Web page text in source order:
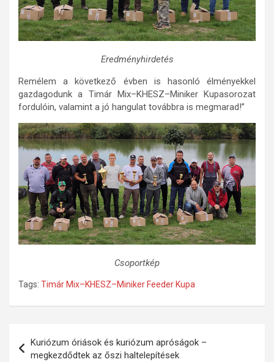
Eredményhirdetés
Remélem a következő évben is hasonló élményekkel
gazdagodunk a Timár Mix–KHESZ–Miniker Kupasorozat
fordulóin, valamint a jó hangulat továbbra is megmarad!”
Csoportkép
Tags: Timár Mix–KHESZ–Miniker Feeder Kupa
navigáció
Kuriózum óriások és kuriózum apróságok –
megkezdődtek az őszi haltelepítések